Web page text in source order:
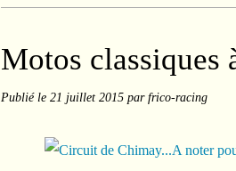
Motos
Publié le 21 juillet 2015 par frico-racing